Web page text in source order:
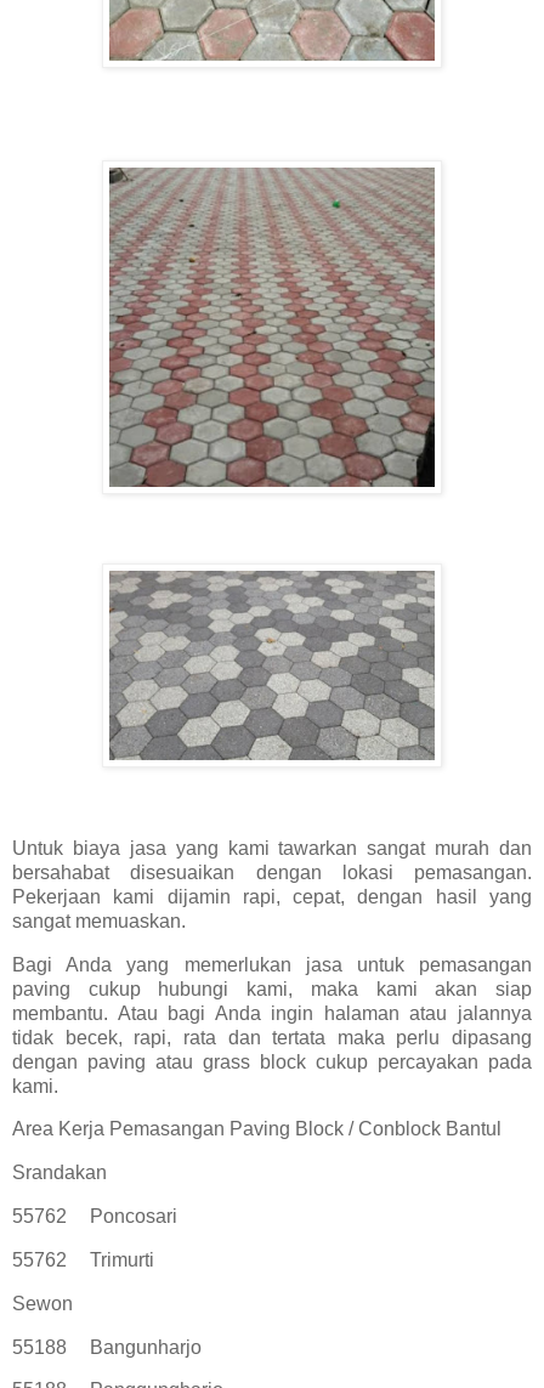
Untuk biaya jasa yang kami tawarkan sangat murah dan
bersahabat disesuaikan dengan lokasi pemasangan.
Pekerjaan kami dijamin rapi, cepat, dengan hasil yang
sangat memuaskan.
Bagi Anda yang memerlukan jasa untuk pemasangan
paving cukup hubungi kami, maka kami akan siap
membantu. Atau bagi Anda ingin halaman atau jalannya
tidak becek, rapi, rata dan tertata maka perlu dipasang
dengan paving atau grass block cukup percayakan pada
kami.
Area Kerja Pemasangan Paving Block / Conblock Bantul
Srandakan
55762 Poncosari
55762 Trimurti
Sewon
55188 Bangunharjo